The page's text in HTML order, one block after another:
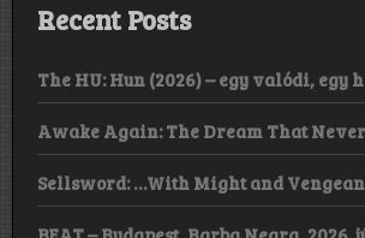
Recent Posts
The HU: Hun (2026) – egy valódi, egy
Awake Again: The Dream That Never
Sellsword: …With Might and